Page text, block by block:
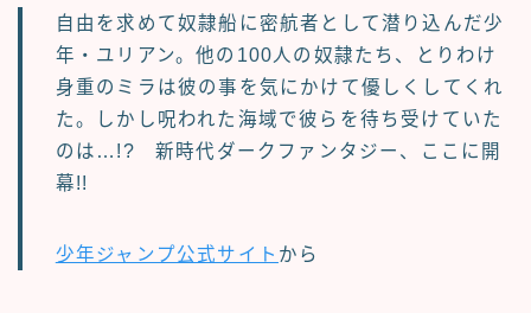
自由を求めて奴隷船に密航者として潜り込んだ少
年・ユリアン。他の100人の奴隷たち、とりわけ
身重のミラは彼の事を気にかけて優しくしてくれ
た。しかし呪われた海域で彼らを待ち受けていた
のは…!? 新時代ダークファンタジー、ここに開
幕!!
少年ジャンプ公式サイト から